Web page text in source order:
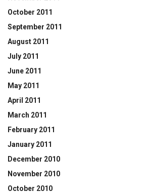
October 2011
September 2011
August 2011
July 2011
June 2011
May 2011
April 2011
March 2011
February 2011
January 2011
December 2010
November 2010
October 2010